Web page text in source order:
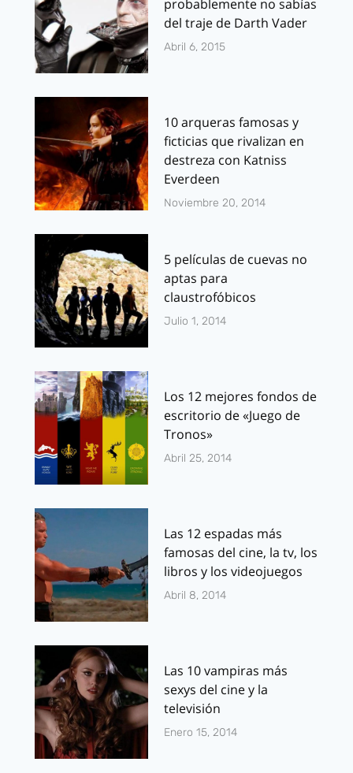
probablemente no sabías
del traje de Darth Vader
Abril 6, 2015
10 arqueras famosas y
ficticias que rivalizan en
destreza con Katniss
Everdeen
Noviembre 20, 2014
5 películas de cuevas no
aptas para
claustrofóbicos
Julio 1, 2014
Los 12 mejores fondos de
escritorio de «Juego de
Tronos»
Abril 25, 2014
Las 12 espadas más
famosas del cine, la tv, los
libros y los videojuegos
Abril 8, 2014
Las 10 vampiras más
sexys del cine y la
televisión
Enero 15, 2014